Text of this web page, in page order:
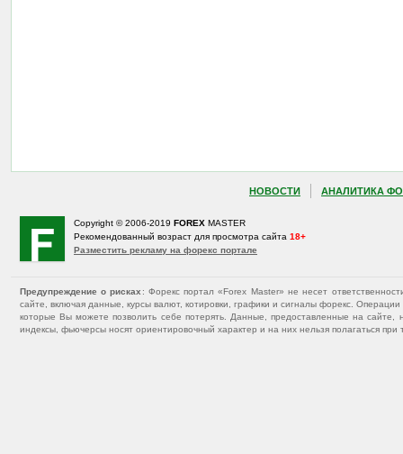
НОВОСТИ АНАЛИТИКА
Copyright © 2006-2019 FOREX MASTER
Рекомендованный возраст для просмотра сайта 18+
Разместить рекламу на форекс портале
Предупреждение о рисках : Форекс портал «Forex Master» не несет
сайте, включая данные, курсы валют, котировки, графики и сигналы форекс.
которые Вы можете позволить себе потерять. Данные, предоставленные на
индексы, фьючерсы носят ориентировочный характер и на них нельзя полагаться при